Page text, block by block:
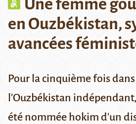
Une femme
en Ouzbékistan,
avancées
Pour la cinquième fois
l'Ouzbékistan
été nommée hokim d'un